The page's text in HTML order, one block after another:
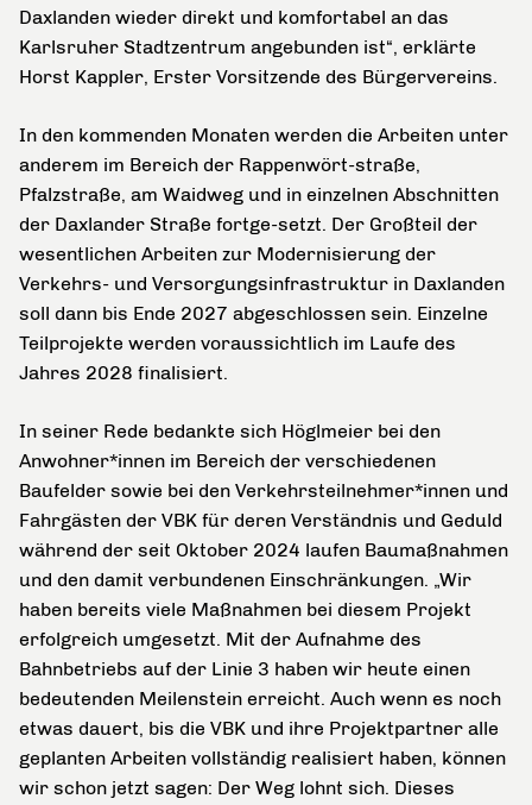
Daxlanden wieder direkt und komfortabel an das
Karlsruher Stadtzentrum angebunden ist“, erklärte
Horst Kappler, Erster Vorsitzende des Bürgervereins.
In den kommenden Monaten werden die Arbeiten unter
anderem im Bereich der Rappenwört-straße,
Pfalzstraße, am Waidweg und in einzelnen Abschnitten
der Daxlander Straße fortge-setzt. Der Großteil der
wesentlichen Arbeiten zur Modernisierung der
Verkehrs- und Versorgungsinfrastruktur in Daxlanden
soll dann bis Ende 2027 abgeschlossen sein. Einzelne
Teilprojekte werden voraussichtlich im Laufe des
Jahres 2028 finalisiert.
In seiner Rede bedankte sich Höglmeier bei den
Anwohner*innen im Bereich der verschiedenen
Baufelder sowie bei den Verkehrsteilnehmer*innen und
Fahrgästen der VBK für deren Verständnis und Geduld
während der seit Oktober 2024 laufen Baumaßnahmen
und den damit verbundenen Einschränkungen. „Wir
haben bereits viele Maßnahmen bei diesem Projekt
erfolgreich umgesetzt. Mit der Aufnahme des
Bahnbetriebs auf der Linie 3 haben wir heute einen
bedeutenden Meilenstein erreicht. Auch wenn es noch
etwas dauert, bis die VBK und ihre Projektpartner alle
geplanten Arbeiten vollständig realisiert haben, können
wir schon jetzt sagen: Der Weg lohnt sich. Dieses